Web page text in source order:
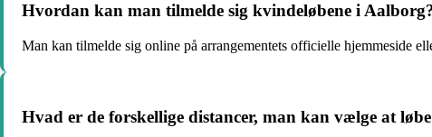
Hvordan kan man tilmelde sig kvindeløbene i
Man kan tilmelde sig online på arrangementets officielle hjemmeside
Hvad er de forskellige distancer, man kan vælge at løbe